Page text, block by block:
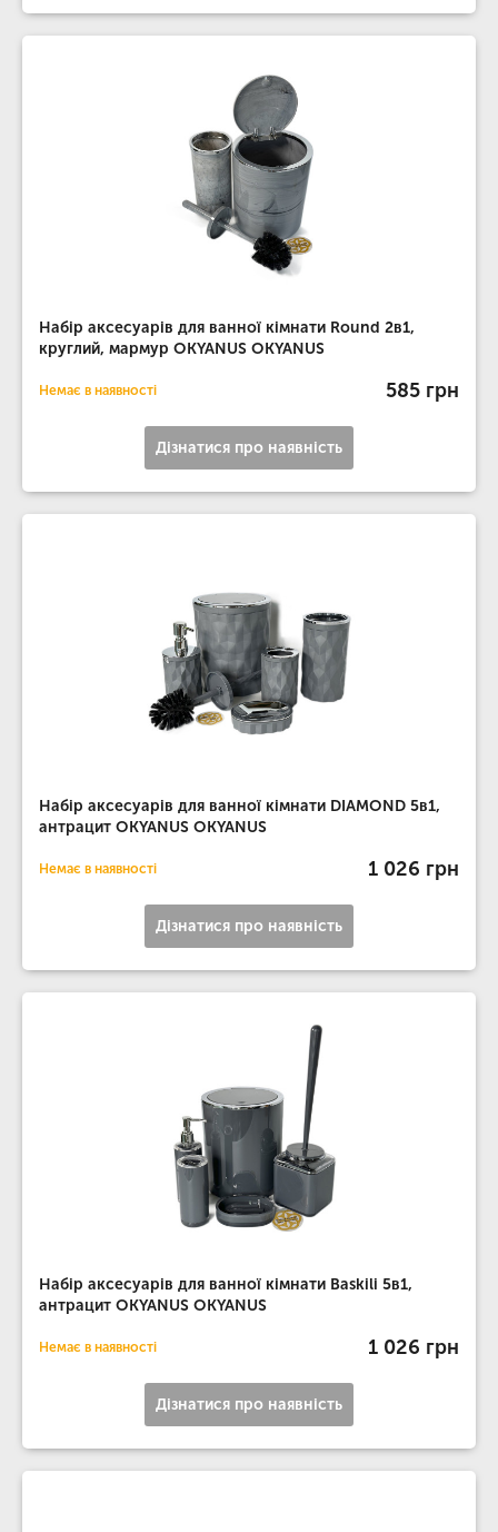
Набір аксесуарів для ванної кімнати Round 2в1,
круглий, мармур OKYANUS OKYANUS
Немає в наявності 585 грн
Дізнатися про наявність
Набір аксесуарів для ванної кімнати DIAMOND 5в1,
антрацит OKYANUS OKYANUS
Немає в наявності 1 026 грн
Дізнатися про наявність
Набір аксесуарів для ванної кімнати Baskili 5в1,
антрацит OKYANUS OKYANUS
Немає в наявності 1 026 грн
Дізнатися про наявність